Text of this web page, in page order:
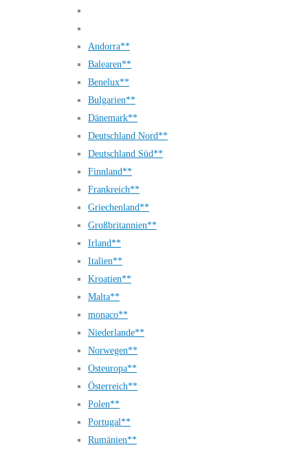
Andorra**
Balearen**
Benelux**
Bulgarien**
Dänemark**
Deutschland Nord**
Deutschland Süd**
Finnland**
Frankreich**
Griechenland**
Großbritannien**
Irland**
Italien**
Kroatien**
Malta**
monaco**
Niederlande**
Norwegen**
Osteuropa**
Österreich**
Polen**
Portugal**
Rumänien**